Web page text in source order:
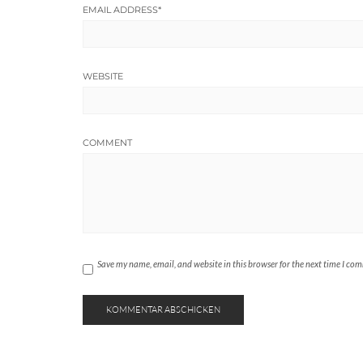
EMAIL ADDRESS*
WEBSITE
COMMENT
Save my name, email, and website in this browser for the next time I